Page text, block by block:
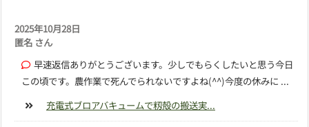
2025年10月28日
匿名 さん
早速返信ありがとうございます。少しでもらくしたいと思う今日
この頃です。農作業で死んでられないですよね(^^)今度の休みに ...
充電式ブロアバキュームで籾殻の搬送実...